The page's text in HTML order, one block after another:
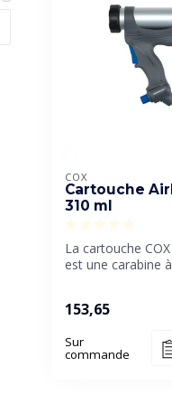
COX
Cartouche
310 ml
La cartouche
est une carabine
153,65
Sur
commande